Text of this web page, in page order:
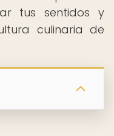
tus sentidos y
culinaria de